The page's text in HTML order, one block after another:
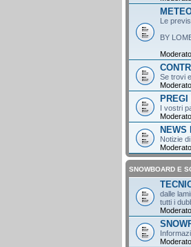
Le
BY
Se trovi
PREGI
I vostri
NEWS
Notizie
SNOWBOARD E
dalle
tutti i